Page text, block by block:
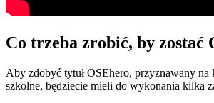
Co trzeba zrobić, by zostać
Aby zdobyć tytuł OSEhero, przyznawany na
szkolne, będziecie mieli do wykonania kilka